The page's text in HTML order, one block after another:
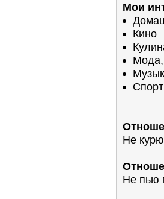
Мои
Кино
Мода,
Спорт
Не курю
Не пью